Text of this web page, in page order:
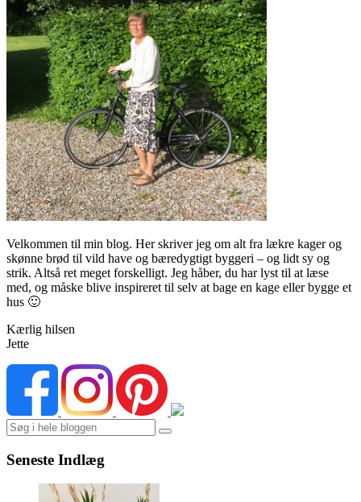
Velkommen til min blog. Her skriver jeg om alt fra lækre kager og
skønne brød til vild have og bæredygtigt byggeri – og lidt sy og
strik. Altså ret meget forskelligt. Jeg håber, du har lyst til at læse
med, og måske blive inspireret til selv at bage en kage eller bygge et
hus 🙂
Kærlig hilsen
Jette
Search
Seneste Indlæg